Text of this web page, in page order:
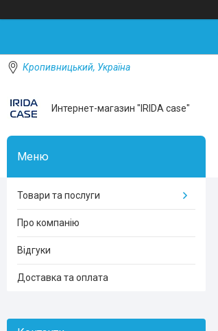
Кропивницький, Україна
Интернет-магазин "IRIDA case"
Товари та послуги
Про компанію
Відгуки
Доставка та оплата